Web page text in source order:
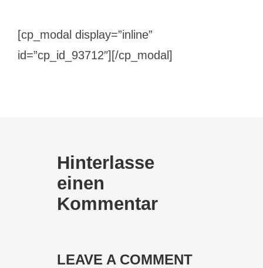
[cp_modal display=”inline”
id=”cp_id_93712″][/cp_modal]
Hinterlasse
einen
Kommentar
LEAVE A COMMENT